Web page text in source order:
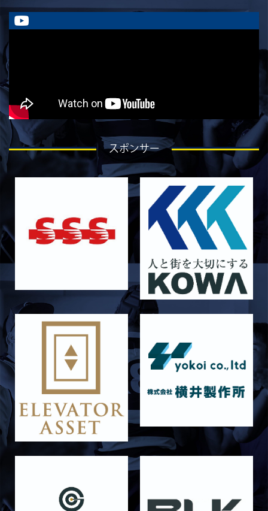
ラストイヤーにかける想い-香山創祐-
2026/07/30
STAFF blog
2026/07/28
STAFF blog
2026/07/27
STAFF blog
ラストイヤーにかける想い-石岡泰一-
STAFF blog
ラストイヤーにかける想い-芦塚悠大-
ラストイヤーにかける想い-青田宗久-
2026/06/27
STAFF blog
STAFF blog
【Rits Familyのバトン】vol. 2 稲西輝紀
2026/06/21
STAFF blog
6月21日 京都大学
2026/06/19
6月20日 花園大学
2026/06/16
STAFF blog
6月14日 島津製作所
2026/06/16
STAFF blog
6月13日 名城大学
STAFF blog
【Rits Familyのバトン】vol. 1 北村瞬太郎
【「イヤーブック2026」にお名前を掲載／サポ
ーター募集のお知らせ】
スポンサー